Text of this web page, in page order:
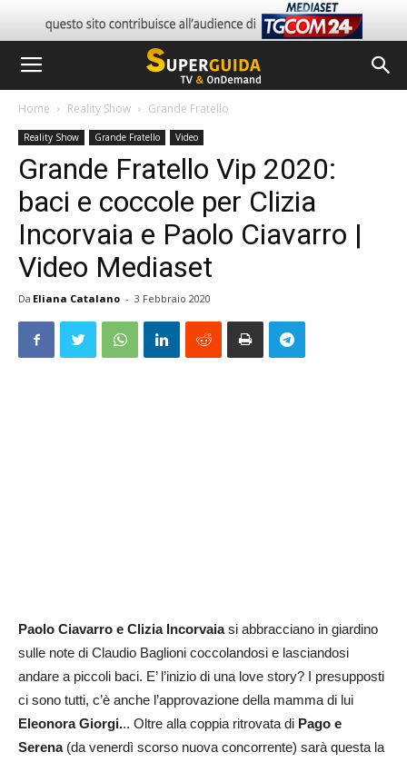
Home Reality Show Grande Fratello
Reality Show Grande Fratello Video
Grande Fratello Vip 2020:
baci e coccole per Clizia
Incorvaia e Paolo Ciavarro |
Video Mediaset
Da Eliana Catalano - 3 Febbraio 2020
Paolo Ciavarro e Clizia Incorvaiasi abbracciano in giardino
sulle note di Claudio Baglioni coccolandosi e lasciandosi
andare a piccoli baci. E’ l’inizio di una love story? I presupposti
ci sono tutti, c’è anche l’approvazione della mamma di lui
Eleonora Giorgi... Oltre alla coppia ritrovata di Pago e
Serena(da venerdì scorso nuova concorrente) sarà questa la